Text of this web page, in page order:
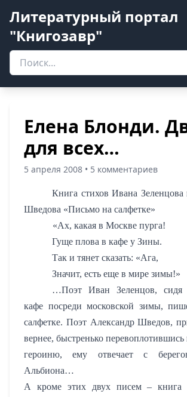
Литературный портал
"Книгозавр"
Елена Блонди.
для всех…
5 апреля 2008 • 5 комментариев
Книга стихов Ивана Зеленцова
Шведова «Письмо на салфетке»
«Ах, какая в Москве пурга!
Гуще плова в кафе у Зины.
Так и тянет сказать: «Ага,
Значит, есть еще в мире зимы!»
…Поэт Иван Зеленцов, сидя
кафе посреди московской зимы,
салфетке. Поэт Александр Шведов,
вернее, быстренько
героиню, ему отвечает с
Альбиона…
А кроме этих двух писем – книга